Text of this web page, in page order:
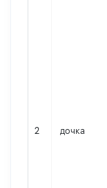
2 дочка